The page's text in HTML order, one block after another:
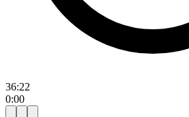
36:22
0:00